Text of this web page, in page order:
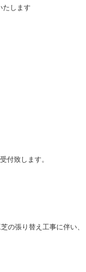
たします
付致します。
の張り替え工事に伴い、